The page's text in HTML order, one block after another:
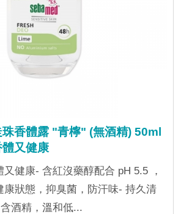
珠香體露 "青檸" (無酒精) 50ml
又健康
健康- 含紅沒藥醇配合 pH 5.5 ，
康狀態，抑臭菌，防汗味- 持久清
酒精，溫和低...